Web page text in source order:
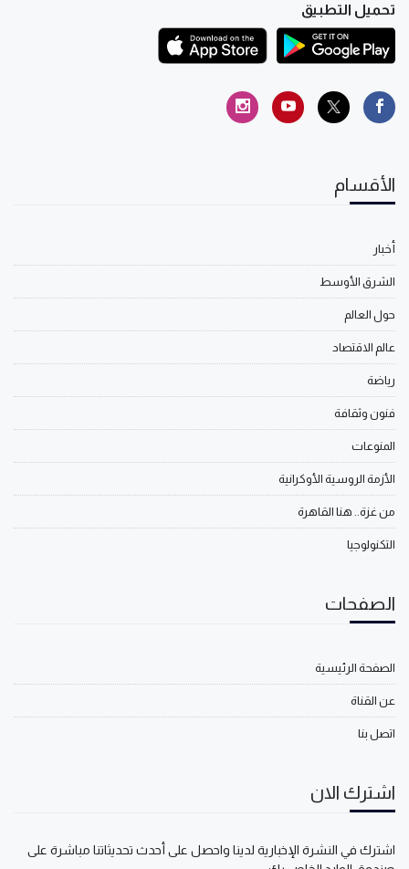
تحميل التطبيق
الأقسام
أخبار
الشرق الأوسط
حول العالم
عالم الاقتصاد
رياضة
فنون وثقافة
المنوعات
الأزمة الروسية الأوكرانية
من غزة.. هنا القاهرة
التكنولوجيا
الصفحات
الصفحة الرئيسية
عن القناة
اتصل بنا
اشترك الان
اشترك في النشرة الإخبارية لدينا واحصل على أحدث تحديثاتنا مباشرة على